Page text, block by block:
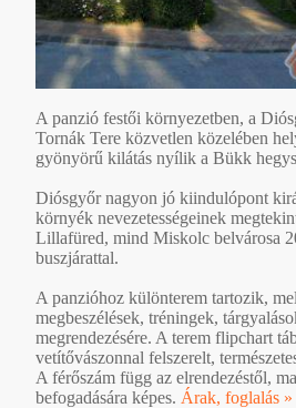
A panzió festői környezetben, a
Tornák Tere közvetlen közelében
gyönyörű kilátás nyílik a Bükk
Diósgyőr nagyon jó kiindulópont
környék nevezetességeinek
Lillafüred, mind Miskolc belvárosa
buszjárattal.
A panzióhoz különterem tartozik,
megbeszélések, tréningek,
megrendezésére. A terem flipchart
vetítővászonnal felszerelt,
A férőszám függ az elrendezéstől,
befogadására képes. Árak, foglalás »